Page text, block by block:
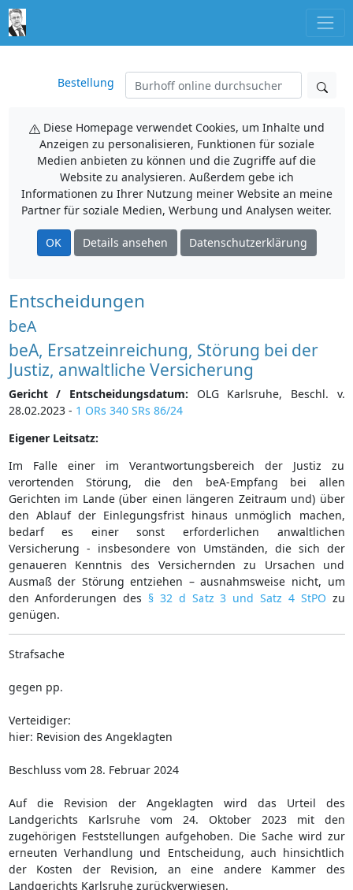
Bestellung
Diese Homepage verwendet Cookies, um Inhalte und
Anzeigen zu personalisieren, Funktionen für soziale
Medien anbieten zu können und die Zugriffe auf die
Website zu analysieren. Außerdem gebe ich
Informationen zu Ihrer Nutzung meiner Website an meine
Partner für soziale Medien, Werbung und Analysen weiter.
OK Details ansehen Datenschutzerklärung
Entscheidungen
beA
beA, Ersatzeinreichung, Störung bei der
Justiz, anwaltliche Versicherung
Gericht / Entscheidungsdatum: OLG Karlsruhe, Beschl. v.
28.02.2023 - 1 ORs 340 SRs 86/24
Eigener Leitsatz:
Im Falle einer im Verantwortungsbereich der Justiz zu
verortenden Störung, die den beA-Empfang bei allen
Gerichten im Lande (über einen längeren Zeitraum und) über
den Ablauf der Einlegungsfrist hinaus unmöglich machen,
bedarf es einer sonst erforderlichen anwaltlichen
Versicherung - insbesondere von Umständen, die sich der
genaueren Kenntnis des Versichernden zu Ursachen und
Ausmaß der Störung entziehen – ausnahmsweise nicht, um
den Anforderungen des § 32 d Satz 3 und Satz 4 StPO zu
genügen.
Strafsache
gegen pp.
Verteidiger:
hier: Revision des Angeklagten
Beschluss vom 28. Februar 2024
Auf die Revision der Angeklagten wird das Urteil des
Landgerichts Karlsruhe vom 24. Oktober 2023 mit den
zugehörigen Feststellungen aufgehoben. Die Sache wird zur
erneuten Verhandlung und Entscheidung, auch hinsichtlich
der Kosten der Revision, an eine andere Kammer des
Landgerichts Karlsruhe zurückverwiesen.